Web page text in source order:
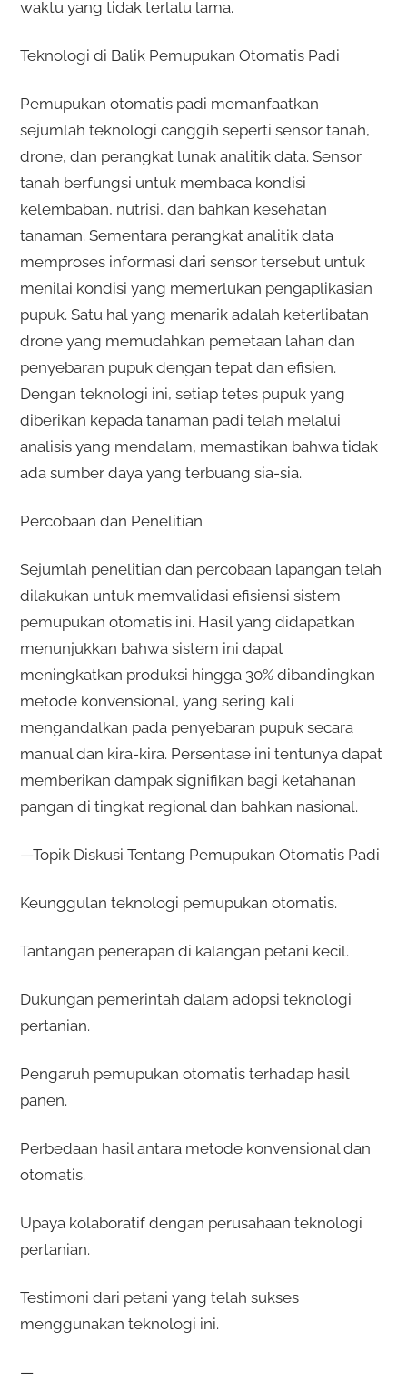
waktu yang tidak terlalu lama.
Teknologi di Balik Pemupukan Otomatis Padi
Pemupukan otomatis padi memanfaatkan
sejumlah teknologi canggih seperti sensor tanah,
drone, dan perangkat lunak analitik data. Sensor
tanah berfungsi untuk membaca kondisi
kelembaban, nutrisi, dan bahkan kesehatan
tanaman. Sementara perangkat analitik data
memproses informasi dari sensor tersebut untuk
menilai kondisi yang memerlukan pengaplikasian
pupuk. Satu hal yang menarik adalah keterlibatan
drone yang memudahkan pemetaan lahan dan
penyebaran pupuk dengan tepat dan efisien.
Dengan teknologi ini, setiap tetes pupuk yang
diberikan kepada tanaman padi telah melalui
analisis yang mendalam, memastikan bahwa tidak
ada sumber daya yang terbuang sia-sia.
Percobaan dan Penelitian
Sejumlah penelitian dan percobaan lapangan telah
dilakukan untuk memvalidasi efisiensi sistem
pemupukan otomatis ini. Hasil yang didapatkan
menunjukkan bahwa sistem ini dapat
meningkatkan produksi hingga 30% dibandingkan
metode konvensional, yang sering kali
mengandalkan pada penyebaran pupuk secara
manual dan kira-kira. Persentase ini tentunya dapat
memberikan dampak signifikan bagi ketahanan
pangan di tingkat regional dan bahkan nasional.
—Topik Diskusi Tentang Pemupukan Otomatis Padi
Keunggulan teknologi pemupukan otomatis.
Tantangan penerapan di kalangan petani kecil.
Dukungan pemerintah dalam adopsi teknologi
pertanian.
Pengaruh pemupukan otomatis terhadap hasil
panen.
Perbedaan hasil antara metode konvensional dan
otomatis.
Upaya kolaboratif dengan perusahaan teknologi
pertanian.
Testimoni dari petani yang telah sukses
menggunakan teknologi ini.
—